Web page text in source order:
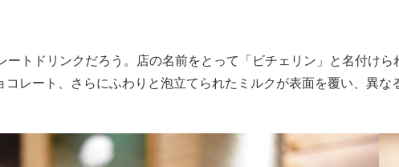
トドリンクだろう。店の名前をとって「ビチェリン」と名付けら
レート、さらにふわりと泡立てられたミルクが表面を覆い、異な